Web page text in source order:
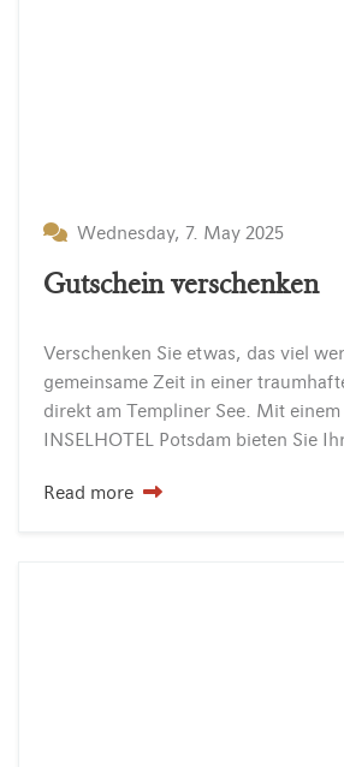
Wednesday, 7. May 2025
Gutschein verschenken
Verschenken Sie etwas, das viel
gemeinsame Zeit in einer
direkt am Templiner See. Mit
Read more